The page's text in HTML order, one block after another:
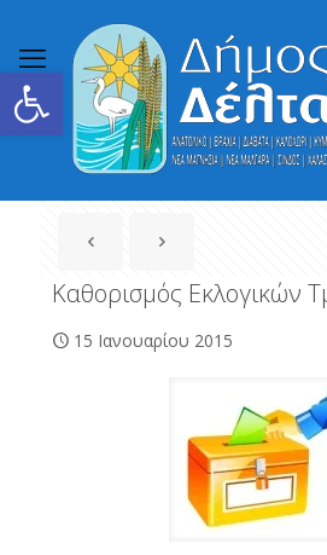
Ανοίξτε τη γραμμή εργαλείων
Καθορισμός Εκλογικών
15 Ιανουαρίου 2015